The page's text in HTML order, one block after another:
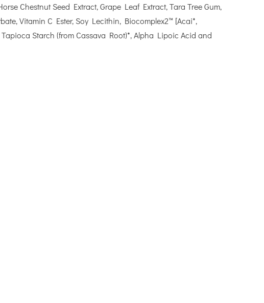
Chestnut Seed Extract, Grape Leaf Extract, Tara Tree Gum,
Vitamin C Ester, Soy Lecithin, Biocomplex2™ [Acai*,
Starch (from Cassava Root)*, Alpha Lipoic Acid and